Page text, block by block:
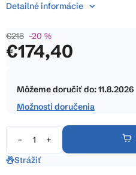
€218 –20 %
€174,40
cena:
Môžeme doručiť do:11.8.2026
Možnosti doručenia
Detailné informácie
Strážiť